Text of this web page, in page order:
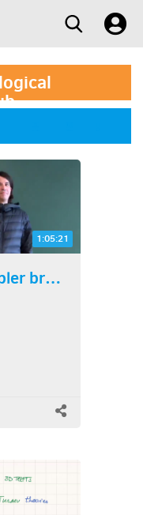
1:05:21
2026.03.18 A simpler braid...